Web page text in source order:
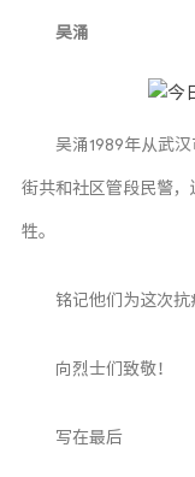
吴涌
吴涌1989年从武
街共和社区管段民警
牲。
铭记他们为这次抗
向烈士们致敬！
写在最后